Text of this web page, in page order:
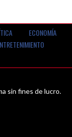
ECONOMÍA
sin fines de lucro.